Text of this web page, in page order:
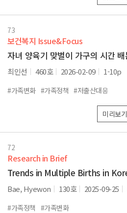
73
보건복지 Issue&Focus
최인선 460호 2026-02-09 1-10p
#가족변화 #가족정책 #저출산대응
미리보기
72
Research in Brief
Bae, Hyewon 130호 2025-09-25
#가족정책 #가족변화